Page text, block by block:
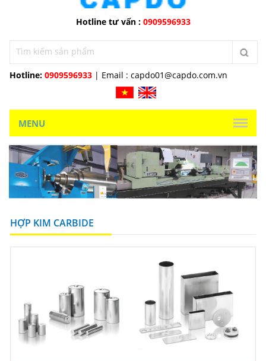
Hotline tư vấn : 0909596933
Hotline: 0909596933 | Email : capdo01@capdo.com.vn
MENU
HỢP KIM CARBIDE